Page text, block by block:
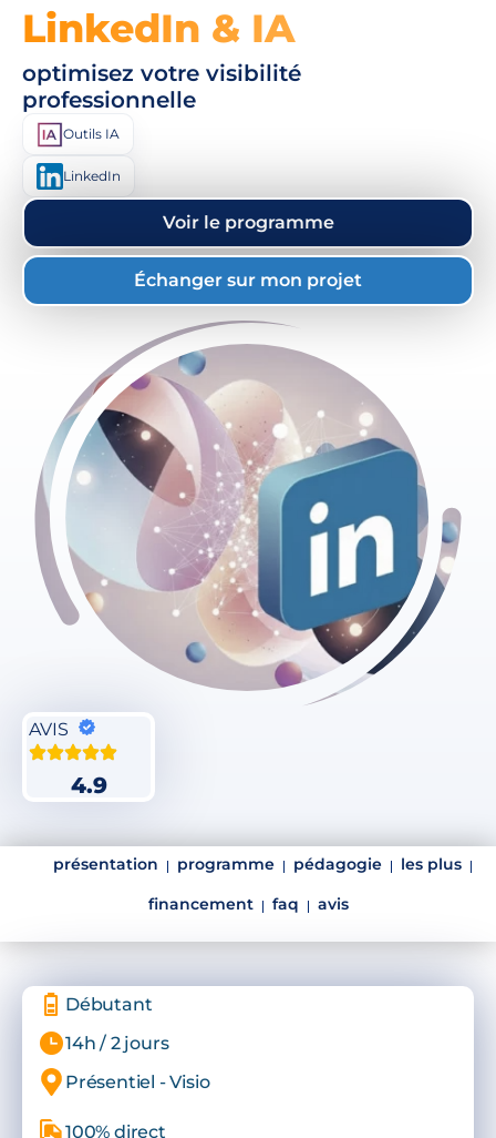
LinkedIn & IA
optimisez votre visibilité
professionnelle
Outils IA
LinkedIn
Voir le programme
Échanger sur mon projet
AVIS
4.9
présentation programme pédagogie
les plus
financement
faq avis
Débutant
14h / 2 jours
Présentiel - Visio
100% direct